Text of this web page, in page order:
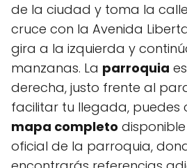
de la ciudad y toma la
cruce con la Avenida
gira a la izquierda y
manzanas. La parroquia
derecha, justo frente al
facilitar tu llegada, puedes
mapa completo
oficial de la parroquia,